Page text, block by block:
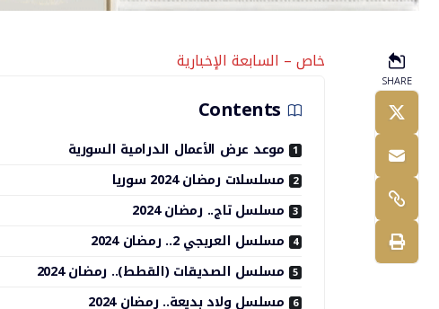
SHARE
خاص – السابعة الإخبارية
Contents
موعد عرض الأعمال الدرامية السورية
مسلسلات رمضان 2024 سوريا
مسلسل تاج.. رمضان 2024
مسلسل العربجي 2.. رمضان 2024
مسلسل الصديقات (القطط).. رمضان 2024
مسلسل ولاد بديعة.. رمضان 2024